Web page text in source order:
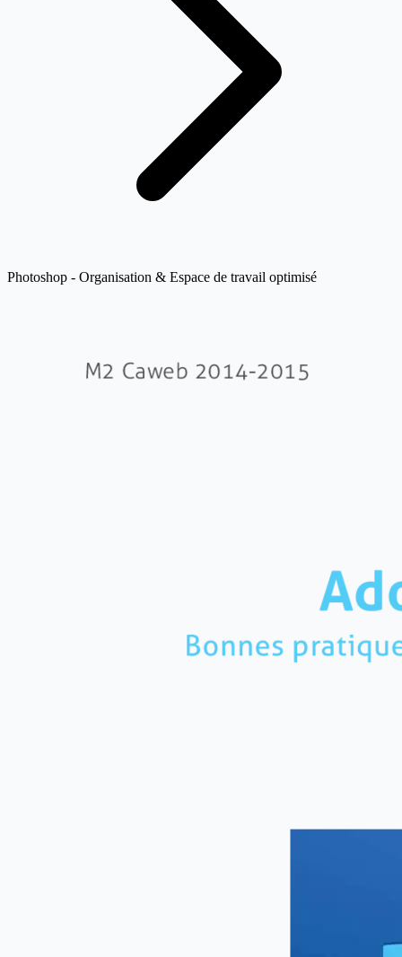
Photoshop - Organisation & Espace de travail optimisé